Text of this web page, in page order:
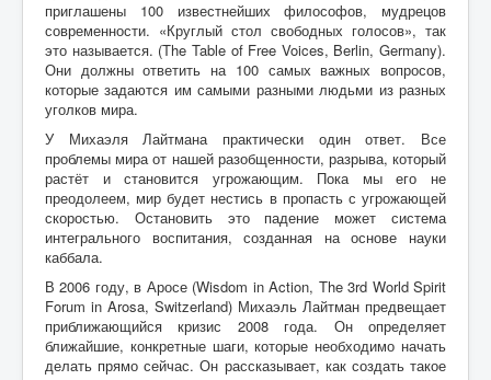
приглашены 100 известнейших философов, мудрецов
современности. «Круглый стол свободных голосов», так
это называется. (The Table of Free Voices, Berlin, Germany).
Они должны ответить на 100 самых важных вопросов,
которые задаются им самыми разными людьми из разных
уголков мира.
У Михаэля Лайтмана практически один ответ. Все
проблемы мира от нашей разобщенности, разрыва, который
растёт и становится угрожающим. Пока мы его не
преодолеем, мир будет нестись в пропасть с угрожающей
скоростью. Остановить это падение может система
интегрального воспитания, созданная на основе науки
каббала.
В 2006 году, в Аросе (Wisdom in Action, The 3rd World Spirit
Forum in Arosa, Switzerland) Михаэль Лайтман предвещает
приближающийся кризис 2008 года. Он определяет
ближайшие, конкретные шаги, которые необходимо начать
делать прямо сейчас. Он рассказывает, как создать такое